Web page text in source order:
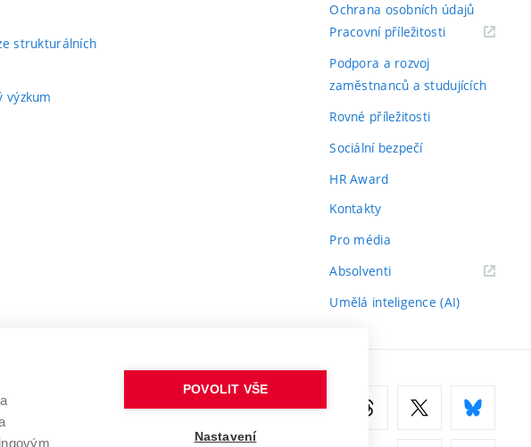
strukturálních
výzkum
Ochrana osobních údajů
Pracovní příležitosti(externí
Podpora a rozvoj
zaměstnanců a studujících
Rovné příležitosti
Sociální bezpečí
HR Award
Kontakty
Pro média
Absolventi(externí
Umělá inteligence (AI)
POVOLIT VŠE
Nastavení